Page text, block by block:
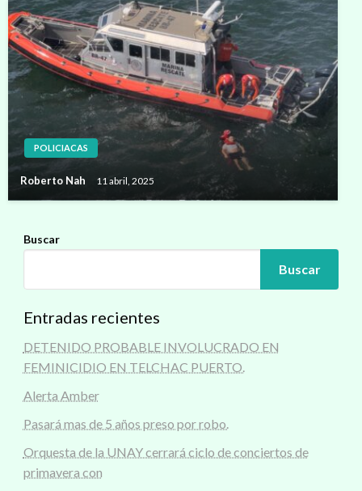
POLICIACAS
Roberto Nah 11 abril, 2025
Buscar
Buscar
Entradas recientes
DETENIDO PROBABLE INVOLUCRADO EN
FEMINICIDIO EN TELCHAC PUERTO.
Alerta Amber
Pasará mas de 5 años preso por robo.
Orquesta de la UNAY cerrará ciclo de conciertos de
primavera con